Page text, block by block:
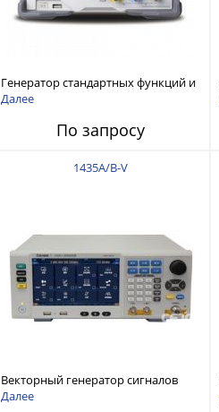
Генератор стандартных функций и
сигналов произвольной формы с
Далее
По запросу
1435A/B-V
Векторный генератор сигналов
1435A/B-V от 9 кГц до 6 ГГц
Далее